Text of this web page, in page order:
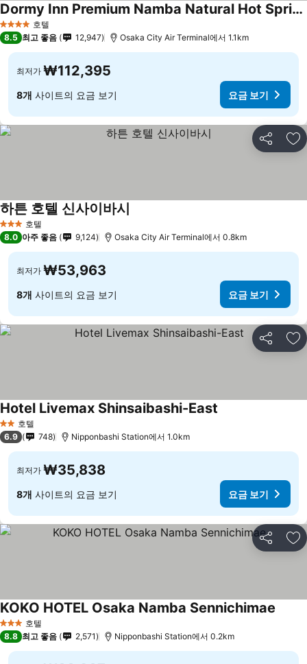
4 성급 호텔
Dormy Inn Premium Namba Natural Hot Spring
8.5 최고 좋음 12,947 Osaka City Air Terminal에서 1.1km
최저가 ₩112,395
8개 사이트의 요금 보기 요금 보기
공유 즐
3 성급 호텔
하튼 호텔 신사이바시
8.0 아주 좋음 9,124 Osaka City Air Terminal에서 0.8km
최저가 ₩53,963
8개 사이트의 요금 보기 요금 보기
공유 즐
2 성급호텔
Hotel Livemax Shinsaibashi-East
6.9 748 Nipponbashi Station에서 1.0km
최저가 ₩35,838
8개 사이트의 요금 보기 요금 보기
공유 즐
3 성급 호텔
KOKO HOTEL Osaka Namba Sennichimae
8.8 최고 좋음 2,571 Nipponbashi Station에서 0.2km